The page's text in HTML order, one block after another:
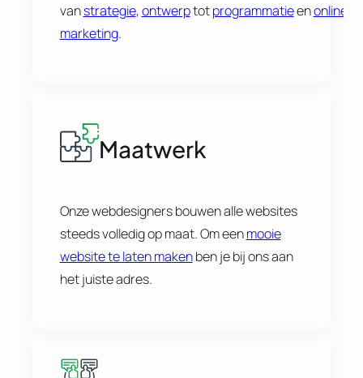
vanstrategie,ontwerptotprogrammatieenonline
marketing.
Maatwerk
Onze webdesigners bouwen alle websites
steeds volledig op maat. Om eenmooie
website te laten makenben je bij ons aan
het juiste adres.